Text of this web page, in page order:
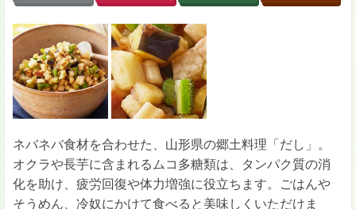
ネバネバ食材を合わせた、山形県の郷土料理「だし」。
オクラや長芋に含まれるムコ多糖類は、タンパク質の消
化を助け、疲労回復や体力増強に役立ちます。ごはんや
そうめん、冷奴にかけて食べると美味しくいただけま